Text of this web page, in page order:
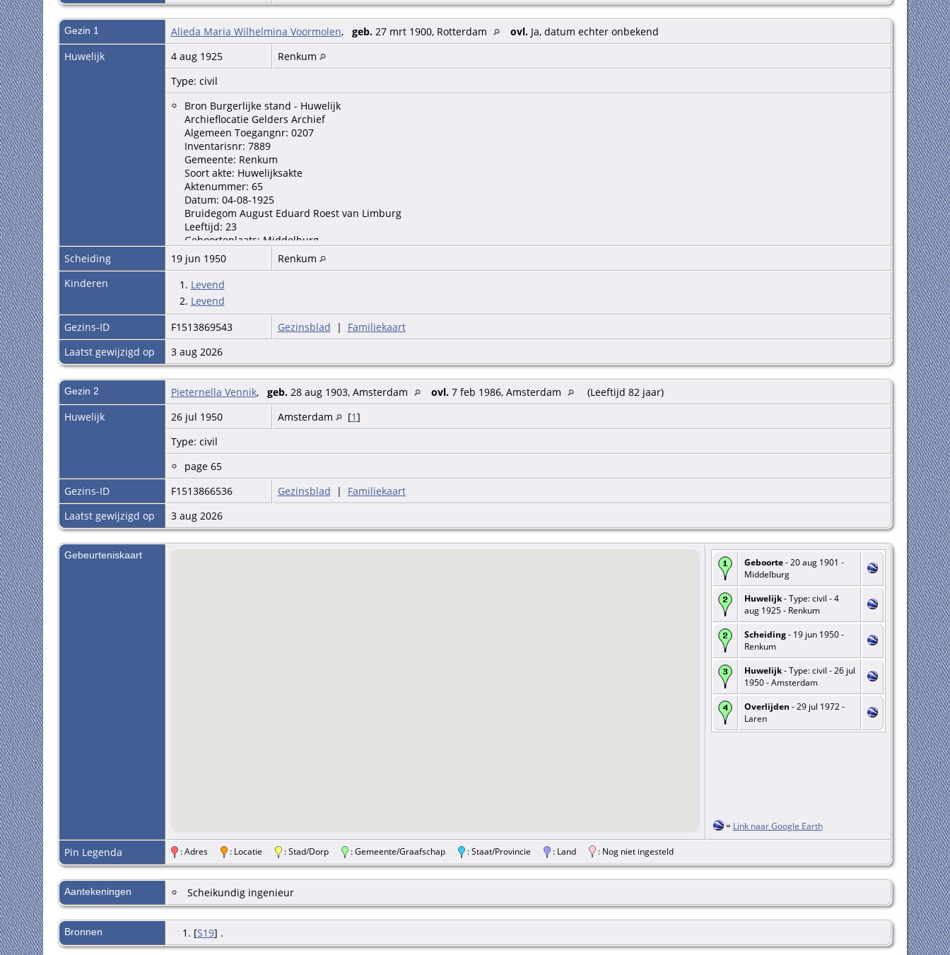
Gezin 1 Alieda Maria Wilhelmina Voormolen, geb.27 mrt 1900, Rotterdam ovl.Ja, datum echter onbekend
Huwelijk
4 aug 1925
Renkum
Type: civil
Bron Burgerlijke stand - Huwelijk
Archieflocatie Gelders Archief
Algemeen Toegangnr: 0207
Inventarisnr: 7889
Gemeente: Renkum
Soort akte: Huwelijksakte
Aktenummer: 65
Datum: 04-08-1925
Bruidegom August Eduard Roest van Limburg
Leeftijd: 23
Geboorteplaats: Middelburg
Bruid Alieda Maria Wilhelmina Voormolen
Leeftijd: 25
Geboorteplaats: Rotterdam
Vader bruidegom August Eduard Roest van Limburg
Moeder bruidegom Emile Helena Elisabeth Neuhaus
Vader bruid Willem Voormolen
Moeder bruid Alieda Maria Wentholt
Nadere informatie beroep bg.: scheikundigingenieur; beroep bruid: zonder beroep; beroep vader bg.: zonder beroep; beroep moeder bg.: geen
beroep vermeld; beroep vader bd.: geen beroep vermeld; beroep moeder bd.: geen beroep vermeld; echtscheiding vonnis Amsterdam 11-05-1950
Scheiding 19 jun 1950
Renkum
Kinderen
1. Levend
2. Levend
Gezins-ID
F1513869543 Gezinsblad | Familiekaart
Laatst gewijzigd op
3 aug 2026
Gezin 2 Pieternella Vennik, geb.28 aug 1903, Amsterdam ovl.7 feb 1986, Amsterdam
(Leeftijd 82 jaar)
Huwelijk
26 jul 1950 Amsterdam [1]
Type: civil
page 65
Gezins-ID
F1513866536 Gezinsblad | Familiekaart
Laatst gewijzigd op
3 aug 2026
Gebeurteniskaart
Geboorte- 20 aug 1901 -
Middelburg
Huwelijk- Type: civil - 4
aug 1925 - Renkum
Scheiding- 19 jun 1950 -
Renkum
Huwelijk- Type: civil - 26 jul
1950 - Amsterdam
Overlijden - 29 jul 1972 -
Laren
= Link naar Google Earth
Pin Legenda : Adres : Locatie : Stad/Dorp : Gemeente/Graafschap : Staat/Provincie : Land : Nog niet ingesteld
Aantekeningen Scheikundig ingenieur
Bronnen [S19] .